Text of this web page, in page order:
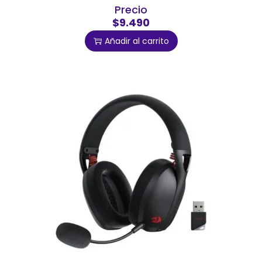
Precio
$9.490
Añadir al carrito